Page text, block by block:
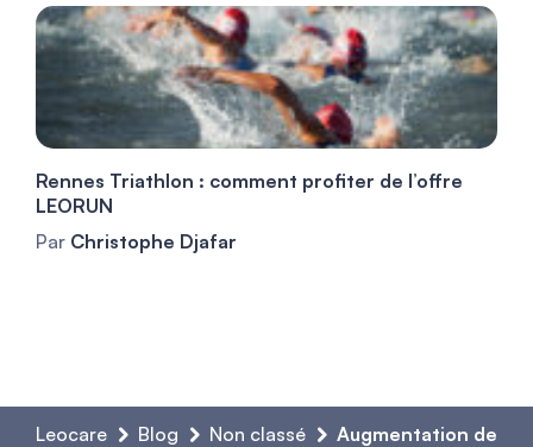
Leocare Blog Non classé
Augmentation de
Rennes Triathlon : comment profiter de l’offre
LEORUN
Par Christophe Djafar